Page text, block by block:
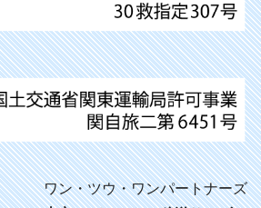
ワン・ツウ・ワンパートナーズ